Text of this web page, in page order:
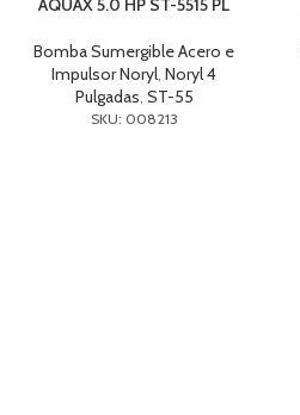
AQUAX 5.0 HP ST-5515 PL
Bomba Sumergible Acero e
Impulsor Noryl, Noryl 4
Pulgadas, ST-55
SKU: 008213